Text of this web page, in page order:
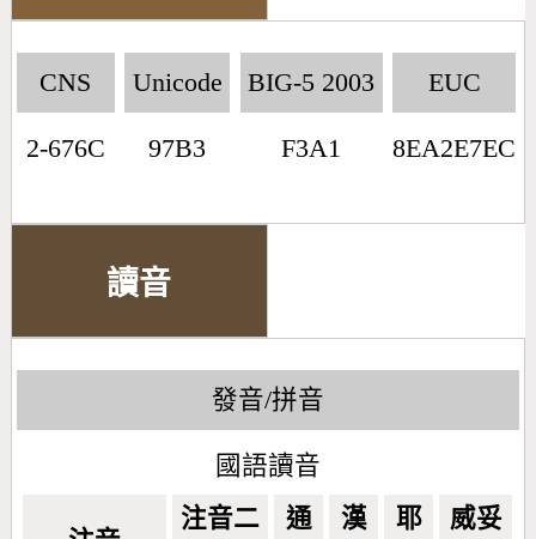
CNS
2-676C
Unicode
97B3
BIG-5 2003
F3A1
EUC
8EA2E7EC
讀音
發音/拼音
國語讀音
注音二 通 漢 耶 威妥